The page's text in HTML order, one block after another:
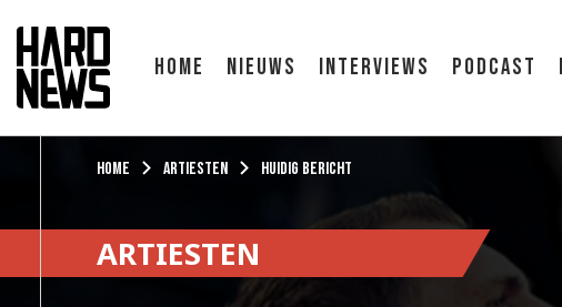
Home Nieuws Interviews Podcast
Home Artiesten Huidig bericht
ARTIESTEN